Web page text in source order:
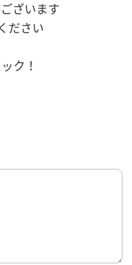
ざいます
ださい
ク！